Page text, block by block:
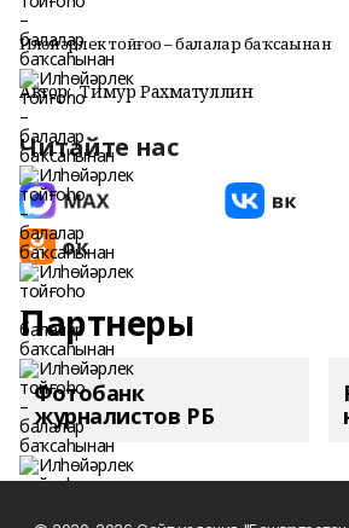
Илһөйәрлек тойғоһо – балалар баҡсаһынан
Автор: Тимур Рахматуллин
Читайте нас
Партнеры
Фотобанк
журналистов РБ